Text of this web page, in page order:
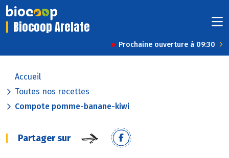
Biocoop Arelate
Prochaine ouverture à 09:30
Accueil
Toutes nos recettes
Compote pomme-banane-kiwi
Partager sur